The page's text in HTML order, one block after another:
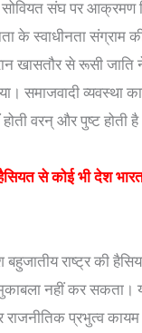
संघ पर आक्रमण
के स्वाधीनता संग्राम
खासतौर से रूसी जाति
समाजवादी व्यवस्था
वरन् और पुष्ट होती
से कोई भी देश
राष्ट्र की
नहीं कर सकता।
राजनीतिक प्रभुत्व